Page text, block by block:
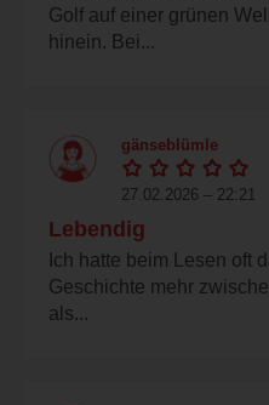
Golf auf einer grünen
hinein. Bei...
gänseblümle
27.02.2026 – 22:21
Lebendig
Ich hatte beim Lesen oft
Geschichte mehr
als...